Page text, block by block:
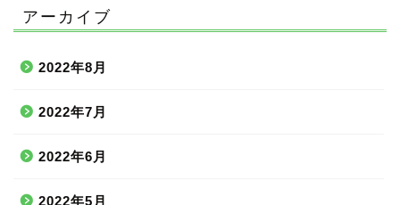
アーカイブ
2022年8月
2022年7月
2022年6月
2022年5月